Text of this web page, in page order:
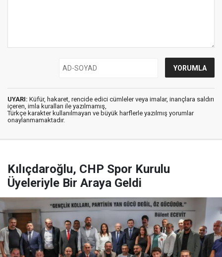
UYARI: Küfür, hakaret, rencide edici cümleler veya imalar, inançlara saldırı
içeren, imla kuralları ile yazılmamış,
Türkçe karakter kullanılmayan ve büyük harflerle yazılmış yorumlar
onaylanmamaktadır.
Kılıçdaroğlu, CHP Spor Kurulu
Üyeleriyle Bir Araya Geldi